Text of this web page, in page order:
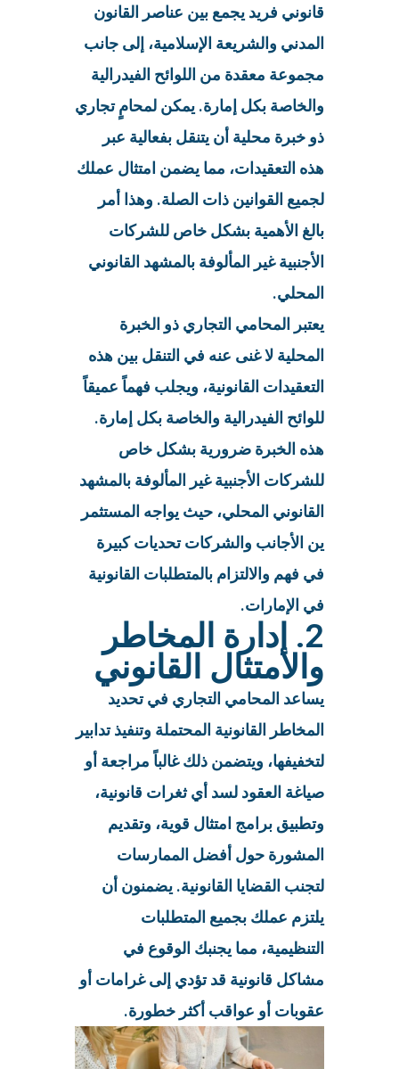
قانوني فريد يجمع بين عناصر القانون
المدني والشريعة الإسلامية، إلى جانب
مجموعة معقدة من اللوائح الفيدرالية
والخاصة بكل إمارة. يمكن لمحامٍ تجاري
ذو خبرة محلية أن يتنقل بفعالية عبر
هذه التعقيدات، مما يضمن امتثال عملك
لجميع القوانين ذات الصلة. وهذا أمر
بالغ الأهمية بشكل خاص للشركات
الأجنبية غير المألوفة بالمشهد القانوني
المحلي.
يعتبر المحامي التجاري ذو الخبرة
المحلية لا غنى عنه في التنقل بين هذه
التعقيدات القانونية، ويجلب فهماً عميقاً
للوائح الفيدرالية والخاصة بكل إمارة.
هذه الخبرة ضرورية بشكل خاص
للشركات الأجنبية غير المألوفة بالمشهد
القانوني المحلي، حيث يواجه المستثمر
ين الأجانب والشركات تحديات كبيرة
في فهم والالتزام بالمتطلبات القانونية
في الإمارات.
2. إدارة المخاطر
والامتثال القانوني
يساعد المحامي التجاري في تحديد
المخاطر القانونية المحتملة وتنفيذ تدابير
لتخفيفها، ويتضمن ذلك غالباً مراجعة أو
صياغة العقود لسد أي ثغرات قانونية،
وتطبيق برامج امتثال قوية، وتقديم
المشورة حول أفضل الممارسات
لتجنب القضايا القانونية. يضمنون أن
يلتزم عملك بجميع المتطلبات
التنظيمية، مما يجنبك الوقوع في
مشاكل قانونية قد تؤدي إلى غرامات أو
عقوبات أو عواقب أكثر خطورة.